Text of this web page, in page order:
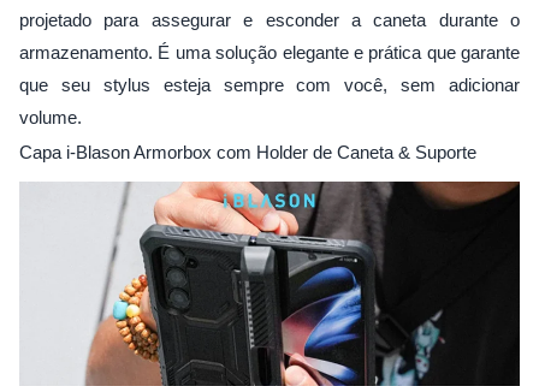
projetado para assegurar e esconder a caneta durante o
armazenamento. É uma solução elegante e prática que garante
que seu stylus esteja sempre com você, sem adicionar
volume.
Capa i-Blason Armorbox com Holder de Caneta & Suporte